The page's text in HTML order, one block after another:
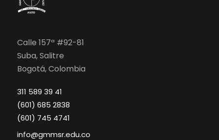
Calle 157ª #92-81
Suba, Salitre
Bogotá, Colombia
311 589 39 41
(601) 685 2838
(601) 745 4741
info@gmmsr.edu.co